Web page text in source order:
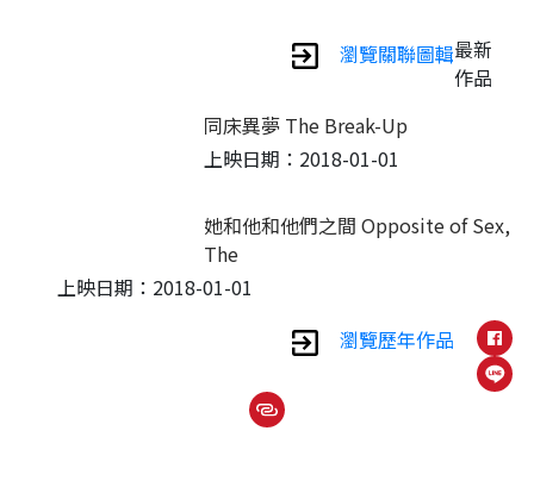
瀏覽關聯圖輯最新
作品
同床異夢 The Break-Up
上映日期：2018-01-01
她和他和他們之間 Opposite of Sex,
The
上映日期：2018-01-01
瀏覽歷年作品